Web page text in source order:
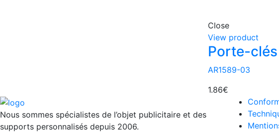
Close
View product
Porte-
AR1589-03
1.86€
Nous sommes spécialistes de l’objet publicitaire et des
supports personnalisés depuis 2006.